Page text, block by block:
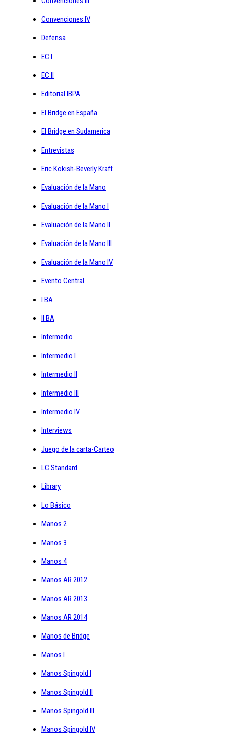
Convenciones IV
Defensa
EC I
EC II
Editorial IBPA
El Bridge en España
El Bridge en Sudamerica
Entrevistas
Eric Kokish-Beverly Kraft
Evaluación de la Mano
Evaluación de la Mano I
Evaluación de la Mano II
Evaluación de la Mano III
Evaluación de la Mano IV
Evento Central
I BA
II BA
Intermedio
Intermedio I
Intermedio II
Intermedio III
Intermedio IV
Interviews
Juego de la carta-Carteo
LC Standard
Library
Lo Básico
Manos 2
Manos 3
Manos 4
Manos AR 2012
Manos AR 2013
Manos AR 2014
Manos de Bridge
Manos I
Manos Spingold I
Manos Spingold II
Manos Spingold III
Manos Spingold IV